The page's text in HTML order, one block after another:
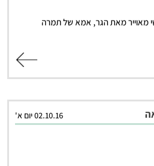
מאוייר מאת הגר, אמא של תמרה
02.10.16 יום א'